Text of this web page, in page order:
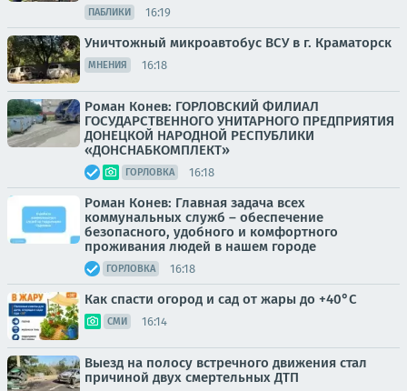
ПАБЛИКИ 16:19
Уничтожный микроавтобус ВСУ в г. Краматорск
МНЕНИЯ 16:18
Роман Конев: ГОРЛОВСКИЙ ФИЛИАЛ
ГОСУДАРСТВЕННОГО УНИТАРНОГО ПРЕДПРИЯТИЯ
ДОНЕЦКОЙ НАРОДНОЙ РЕСПУБЛИКИ
«ДОНСНАБКОМПЛЕКТ»
ГОРЛОВКА 16:18
Роман Конев: Главная задача всех
коммунальных служб – обеспечение
безопасного, удобного и комфортного
проживания людей в нашем городе
ГОРЛОВКА 16:18
Как спасти огород и сад от жары до +40°C
СМИ 16:14
Выезд на полосу встречного движения стал
причиной двух смертельных ДТП